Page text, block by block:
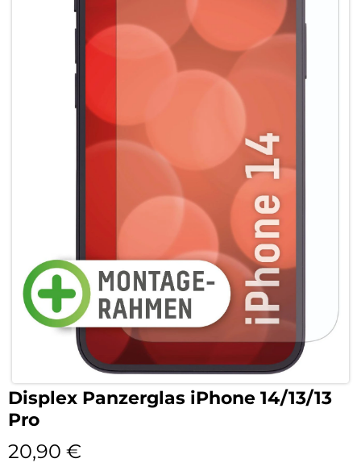
Displex Panzerglas iPhone 14/13/13
Pro
20,90 €